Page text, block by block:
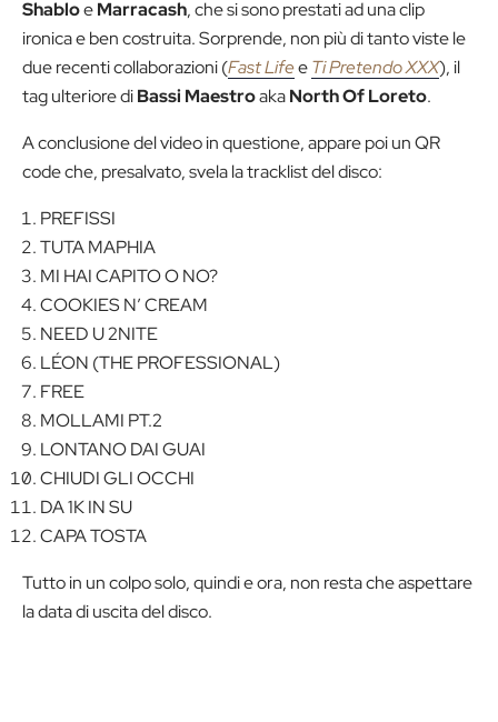
ShabloeMarracash, che si sono prestati ad una clip
ironica e ben costruita. Sorprende, non più di tanto viste le
due recenti collaborazioni (Fast LifeeTi Pretendo XXX), il
tag ulteriore diBassi MaestroakaNorth Of Loreto.
A conclusione del video in questione, appare poi un QR
code che, presalvato, svela la tracklist del disco:
PREFISSI
TUTA MAPHIA
MI HAI CAPITO O NO?
COOKIES N’ CREAM
NEED U 2NITE
LÉON (THE PROFESSIONAL)
FREE
MOLLAMI PT.2
LONTANO DAI GUAI
CHIUDI GLI OCCHI
DA 1K IN SU
CAPA TOSTA
Tutto in un colpo solo, quindi e ora, non resta che aspettare
la data di uscita del disco.